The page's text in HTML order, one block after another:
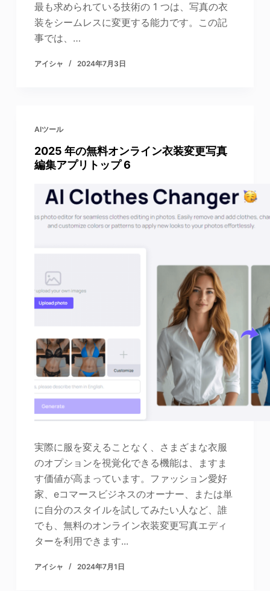
最も求められている技術の 1 つは、写真の衣
装をシームレスに変更する能力です。この記
事では、…
アイシャ 2024年7月3日
AIツール
2025 年の無料オンライン衣装変更写真
編集アプリトップ 6
実際に服を変えることなく、さまざまな衣服
のオプションを視覚化できる機能は、ますま
す価値が高まっています。ファッション愛好
家、eコマースビジネスのオーナー、または単
に自分のスタイルを試してみたい人など、誰
でも、無料のオンライン衣装変更写真エディ
ターを利用できます...
アイシャ 2024年7月1日